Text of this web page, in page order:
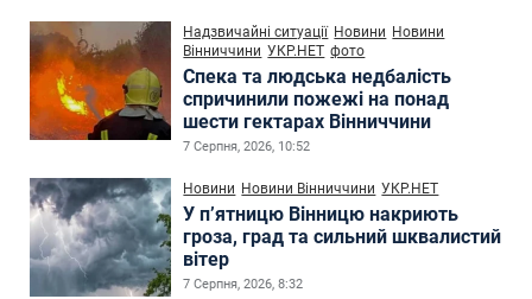
Надзвичайні ситуації Новини Новини
Вінниччини УКР.НЕТ фото
Спека та людська недбалість
спричинили пожежі на понад
шести гектарах Вінниччини
7 Серпня, 2026, 10:52
Новини Новини Вінниччини УКР.НЕТ
У п’ятницю Вінницю накриють
гроза, град та сильний шквалистий
вітер
7 Серпня, 2026, 8:32